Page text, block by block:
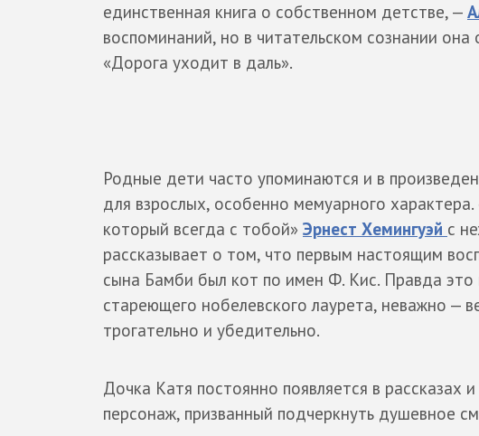
единственная книга о собственном детстве, —
воспоминаний, но в читательском сознании
«Дорога уходит в даль».
Родные дети часто упоминаются и в
для взрослых, особенно мемуарного характера.
который всегда с тобой» Эрнест Хемингуэй с
рассказывает о том, что первым настоящим
сына Бамби был кот по имен Ф. Кис. Правда это
стареющего нобелевского лаурета, неважно —
трогательно и убедительно.
Дочка Катя постоянно появляется в рассказах
персонаж, призванный подчеркнуть душевное